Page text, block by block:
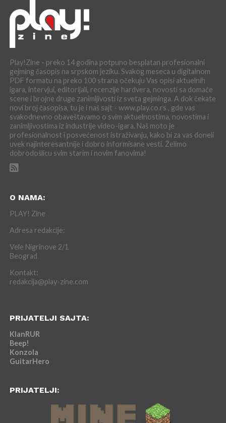
Play!Zine - preko 14 godina potpuno besplatan profesionalni
gejming časopis na srpskom jeziku. Svakog meseca u digitalnom
PDF formatu na preko 100 strana očekuju Vas opisi aktuelnih
igara, intervjui, editorijali, recenzije hardvera, novosti sa domaće
scene i brojne druge zanimljivosti iz sveta gejminga. A dok čekate
novi broj časopisa, tu je i naš sajt - www.play.co.rs , gde vas
svakodnevno obaveštavamo o svim aktuelnostima, novostima i
zanimljivostima iz industrije video-igara. Naš moto je
profesionalnost i posvećenost istraživanju, kako bi za vas doneli
uvek najinteresantnije i dobro informisane vesti. Želimo
dobrodošlicu svim starim i novim fanovima!
O NAMA:
PLAY! Zine
Adresa redakcije:
Vele Nigrinove 2/1
Beograd
Kontakt:
redakcija@play-zine.com
PRIJATELJI SAJTA:
KlanRUR
Beep!
Konzola
GuitarHero
PRIJATELJI: